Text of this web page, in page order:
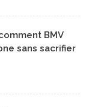
BMV
sans sacrifier